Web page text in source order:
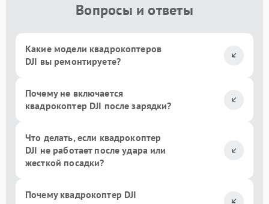
Вопросы и ответы
Какие модели квадрокоптеров
DJI вы ремонтируете?
Почему не включается
квадрокоптер DJI после зарядки?
Что делать, если квадрокоптер
DJI не работает после удара или
жесткой посадки?
Почему квадрокоптер DJI